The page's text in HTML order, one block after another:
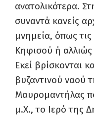
ανατολικότερα.
συναντά κανείς
μνημεία, όπως
Κηφισού ή αλλιώς
Εκεί βρίσκονται
βυζαντινού ναού
Μαυρομαντήλας
μ.Χ., το Ιερό της